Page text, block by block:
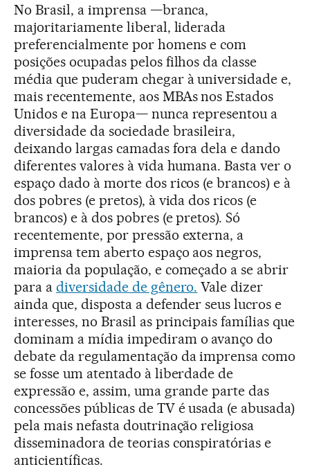
No Brasil, a imprensa —branca,
majoritariamente liberal, liderada
preferencialmente por homens e com
posições ocupadas pelos filhos da classe
média que puderam chegar à universidade e,
mais recentemente, aos MBAs nos Estados
Unidos e na Europa— nunca representou a
diversidade da sociedade brasileira,
deixando largas camadas fora dela e dando
diferentes valores à vida humana. Basta ver o
espaço dado à morte dos ricos (e brancos) e à
dos pobres (e pretos), à vida dos ricos (e
brancos) e à dos pobres (e pretos). Só
recentemente, por pressão externa, a
imprensa tem aberto espaço aos negros,
maioria da população, e começado a se abrir
para a diversidade de gênero. Vale dizer
ainda que, disposta a defender seus lucros e
interesses, no Brasil as principais famílias que
dominam a mídia impediram o avanço do
debate da regulamentação da imprensa como
se fosse um atentado à liberdade de
expressão e, assim, uma grande parte das
concessões públicas de TV é usada (e abusada)
pela mais nefasta doutrinação religiosa
disseminadora de teorias conspiratórias e
anticientíficas.